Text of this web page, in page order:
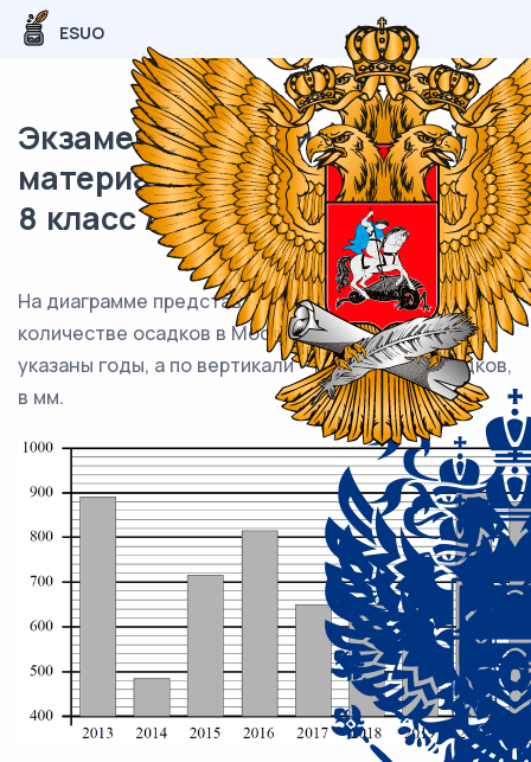
ESUO
Экзаменационный (типовой)
материал ВПР / Математика /
8 класс / 14 задание (25) / 06
На диаграмме представлены данные о годовом
количестве осадков в Москве. По горизонтали
указаны годы, а по вертикали – количество осадков,
в мм.